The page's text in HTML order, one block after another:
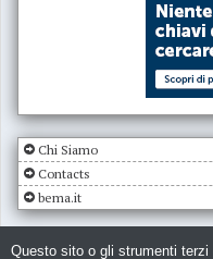
Chi Siamo
Contacts
bema.it
Questo sito o gli strumenti